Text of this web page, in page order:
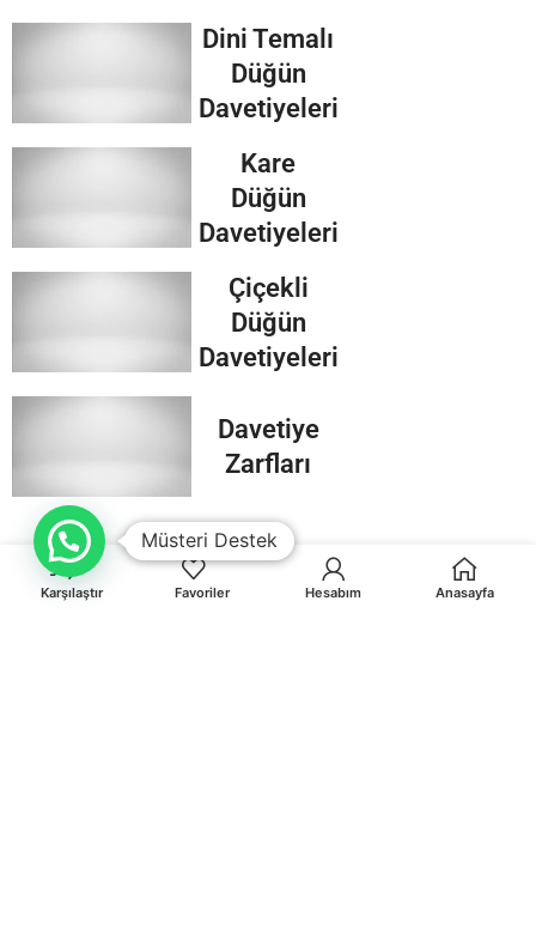
Dini Temalı
Düğün
Davetiyeleri
Kare
Düğün
Davetiyeleri
Çiçekli
Düğün
Davetiyeleri
Davetiye
Zarfları
Karşılaştır Favoriler Hesabım Anasayfa
Müsteri Destek